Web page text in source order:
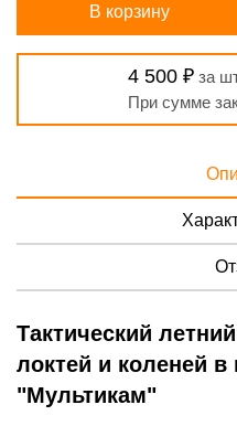
В корзину
4 500 ₽за
При сумме
Тактический
локтей и коленей
"Мультикам"